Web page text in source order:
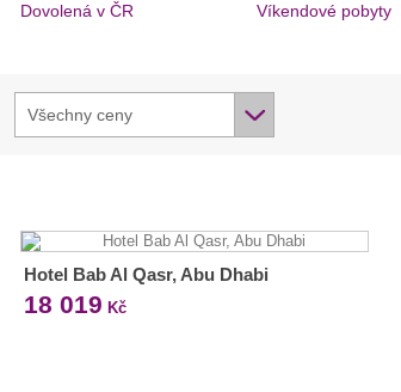
Dovolená v ČR
Víkendové pobyty
Všechny ceny
Hotel Bab Al Qasr, Abu Dhabi
18 019 Kč